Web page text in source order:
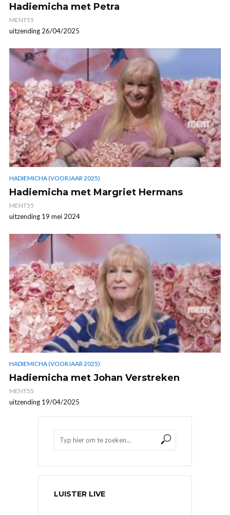
Hadiemicha met Petra
MENT55
uitzending 26/04/2025
HADIEMICHA (VOORJAAR 2025)
Hadiemicha met Margriet Hermans
MENT55
uitzending 19 mei 2024
HADIEMICHA (VOORJAAR 2025)
Hadiemicha met Johan Verstreken
MENT55
uitzending 19/04/2025
LUISTER LIVE